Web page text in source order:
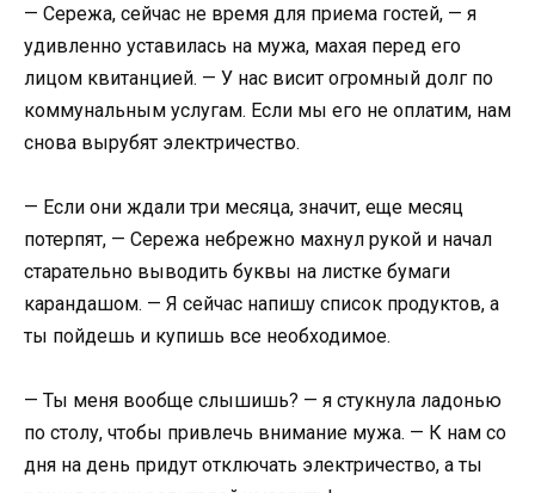
— Сережа, сейчас не время для приема гостей, — я
удивленно уставилась на мужа, махая перед его
лицом квитанцией. — У нас висит огромный долг по
коммунальным услугам. Если мы его не оплатим, нам
снова вырубят электричество.
— Если они ждали три месяца, значит, еще месяц
потерпят, — Сережа небрежно махнул рукой и начал
старательно выводить буквы на листке бумаги
карандашом. — Я сейчас напишу список продуктов, а
ты пойдешь и купишь все необходимое.
— Ты меня вообще слышишь? — я стукнула ладонью
по столу, чтобы привлечь внимание мужа. — К нам со
дня на день придут отключать электричество, а ты